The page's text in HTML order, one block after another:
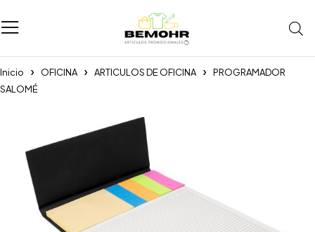
Inicio OFICINA ARTICULOS DE OFICINA
PROGRAMADOR
SALOMÉ